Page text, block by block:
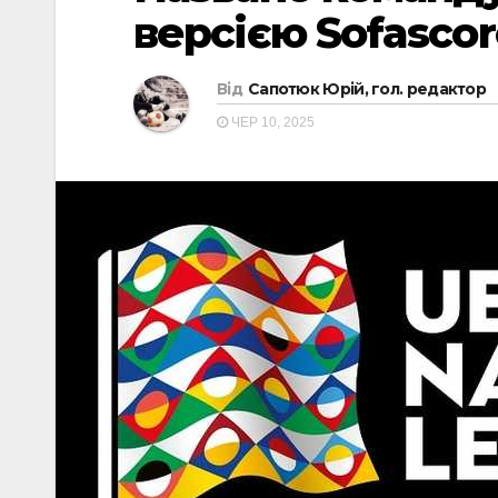
версією
Від Сапотюк Юрій, гол. редактор
ЧЕР 10, 2025